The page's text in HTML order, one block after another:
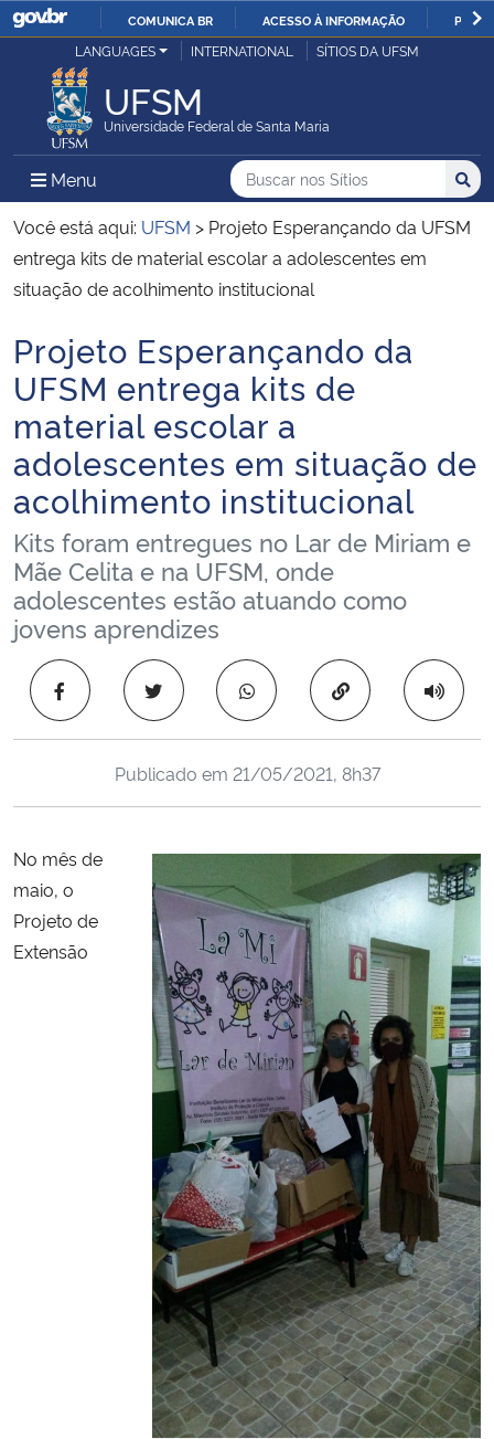
IR
COMUNICA BR ACESSO À INFORMAÇÃO
Ministério da Justiça e Segurança Pública
Ministério da Defesa
Ministério das Relações Exteriores
Ministério da Economia
Ministério da Infraestrutura
Ministério da Agricultura, Pecuária e Abastecimento
Ministério da Educação
Ministério da Cidadania
Ministério da Saúde
Ministério de Minas e Energia
Ministério da Ciência, Tecnologia, Inovações e Comunicações
Ministério do Turismo
Ministério do Desenvolvimento Regional
Controladoria-Geral da União
Ministério da Mulher, da Família e dos Direitos Humanos
Gabinete de Segurança Institucional
Advocacia-Geral da União
LANGUAGES INTERNATIONAL SÍTIOS DA UFSM
UFSM
Universidade Federal de Santa Maria
Menu Menu Principal do Sítio
Busca
Buscar no nos Sítios
Busca:
Você está aqui: UFSM > Projeto Esperançando da UFSM
entrega kits de material escolar a adolescentes em
situação de acolhimento institucional
Início do conteúdo
Projeto Esperançando da
UFSM entrega kits de
material escolar a
adolescentes em situação de
acolhimento institucional
Kits foram entregues no Lar de Miriam e
Mãe Celita e na UFSM, onde
adolescentes estão atuando como
jovens aprendizes
Copiar para área
Publicado em 21/05/2021, 8h37
No mês de
maio, o
Projeto de
Extensão